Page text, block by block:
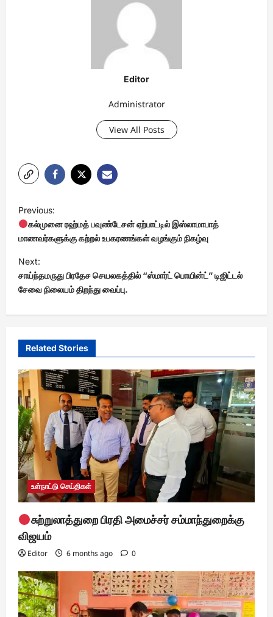
Editor
Administrator
View All Posts
o
s
t
n
a
v
g
a
t
i
o
n
Previous:
கல்முனை ரஹ்மத் பவுண்டேசன் ஏற்பாட்டில் இஸ்லாமாபாத்
மாணவர்களுக்கு கற்றல் உபகரணங்கள் வழங்கும் நிகழ்வு
Next:
சாய்ந்தமருது பிரதேச செயலகத்தில் “ஸ்மார்ட் பொயின்ட்” டிஜிட்டல்
சேவை நிலையம் திறந்து வைப்பு.
Related Stories
உள்நாட்டு செய்திகள்
சுற்றுலாத்துறை பிரதி அமைச்சர் சம்மாந்துறைக்கு
விஜயம்
Editor 6 months ago 0